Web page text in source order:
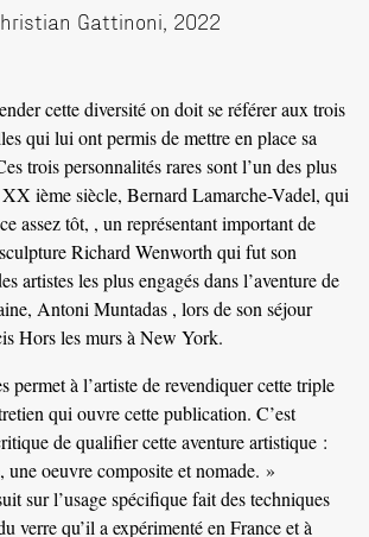
Gattinoni, 2022
cette diversité on doit se référer aux trois
qui lui ont permis de mettre en place sa
trois personnalités rares sont l’un des plus
ième siècle, Bernard Lamarche-Vadel, qui
assez tôt, , un représentant important de
Richard Wenworth qui fut son
artistes les plus engagés dans l’aventure de
Antoni Muntadas , lors de son séjour
Hors les murs à New York.
permet à l’artiste de revendiquer cette triple
qui ouvre cette publication. C’est
de qualifier cette aventure artistique :
une oeuvre composite et nomade. »
sur l’usage spécifique fait des techniques
verre qu’il a expérimenté en France et à